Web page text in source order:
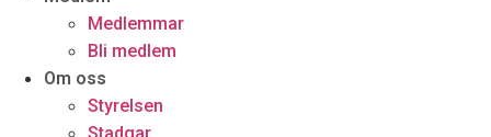
Medlemmar
Bli medlem
Om oss
Styrelsen